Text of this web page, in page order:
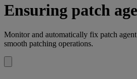
Ensuring patch
Monitor and automatically fix patch
smooth patching operations.